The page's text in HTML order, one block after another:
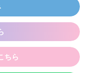
ちら